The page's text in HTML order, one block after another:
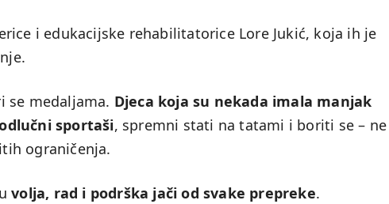
i edukacijske rehabilitatorice Lore Jukić, koja ih je
se medaljama. Djeca koja su nekada imala manjak
sportaši, spremni stati na tatami i boriti se – ne
ograničenja.
volja, rad i podrška jači od svake prepreke.